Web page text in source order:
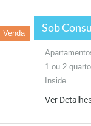
Venda Sob
1 ou 2
Inside…
Ver